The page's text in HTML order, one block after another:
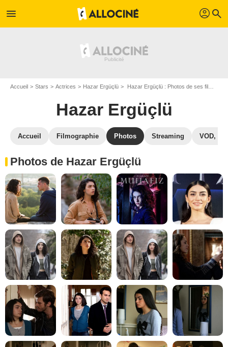
menu profil search
Accueil Stars Actrices Hazar Ergüçlü Hazar Ergüçlü : Photos de ses films et séries
Hazar Ergüçlü
Accueil Filmographie Photos Streaming VOD,
Photos de Hazar Ergüçlü